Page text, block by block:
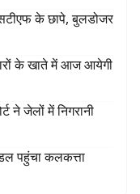
के छापे, बुलडोजर
के खाते में आज आयेगी
ने जेलों में निगरानी
पहुंचा कलकत्ता